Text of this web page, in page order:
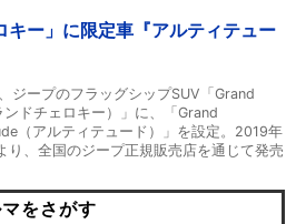
キー」に限定車『アルティテュー
ジープのフラッグシップSUV「Grand
ドチェロキー）」に、「Grand
（アルティテュード）」を設定。2019年
り、全国のジープ正規販売店を通じて発売
をさがす